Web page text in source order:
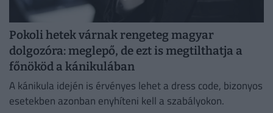
Pokoli hetek várnak rengeteg magyar
dolgozóra: meglepő, de ezt is megtilthatja a
főnököd a kánikulában
A kánikula idején is érvényes lehet a dress code, bizonyos
esetekben azonban enyhíteni kell a szabályokon.